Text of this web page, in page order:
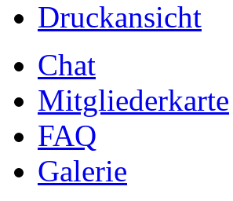
Druckansicht
Chat
Mitgliederkarte
FAQ
Galerie